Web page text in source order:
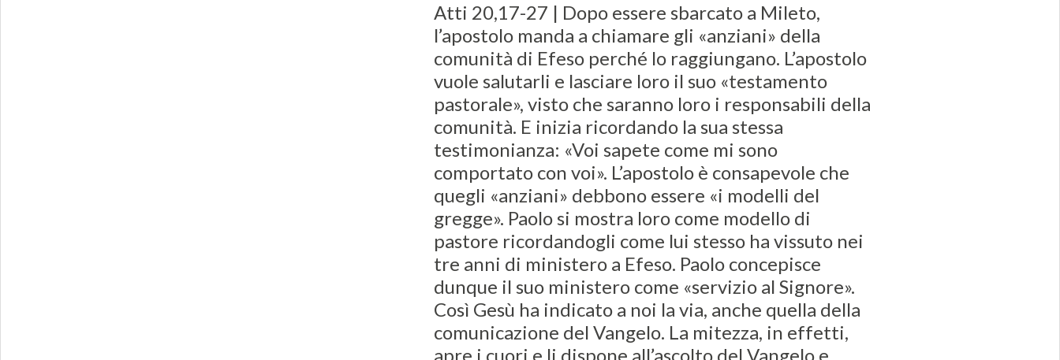
Atti 20,17-27 | Dopo essere sbarcato a Mileto,
l’apostolo manda a chiamare gli «anziani» della
comunità di Efeso perché lo raggiungano. L’apostolo
vuole salutarli e lasciare loro il suo «testamento
pastorale», visto che saranno loro i responsabili della
comunità. E inizia ricordando la sua stessa
testimonianza: «Voi sapete come mi sono
comportato con voi». L’apostolo è consapevole che
quegli «anziani» debbono essere «i modelli del
gregge». Paolo si mostra loro come modello di
pastore ricordandogli come lui stesso ha vissuto nei
tre anni di ministero a Efeso. Paolo concepisce
dunque il suo ministero come «servizio al Signore».
Così Gesù ha indicato a noi la via, anche quella della
comunicazione del Vangelo. La mitezza, in effetti,
apre i cuori e li dispone all’ascolto del Vangelo e